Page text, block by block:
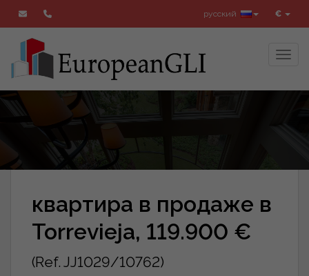
€
русский
квартира в продаже в
Torrevieja, 119.900 €
(Ref. JJ1029/10762)